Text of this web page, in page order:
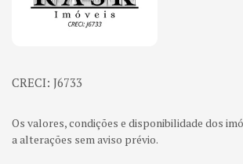
CRECI: J6733
Os valores, condições e disponibilidade dos
a alterações sem aviso prévio.